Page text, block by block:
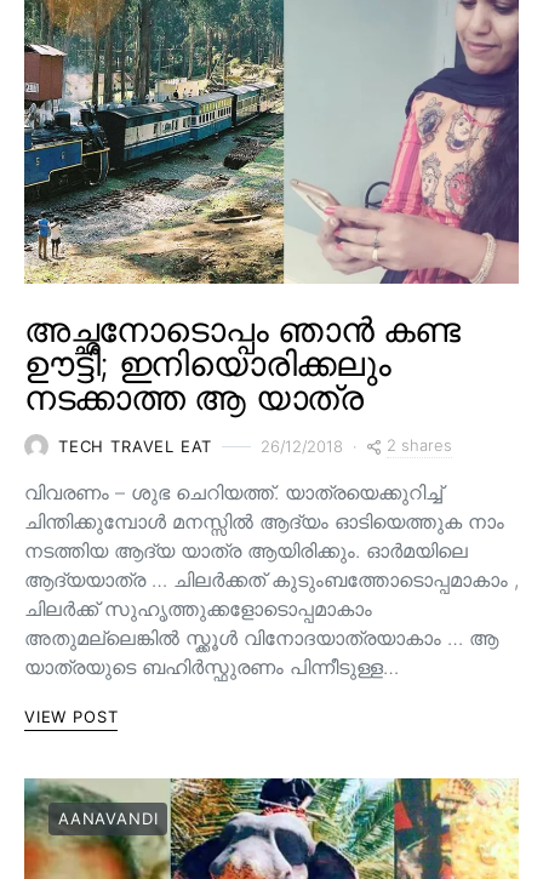
അച്ഛനോടൊപ്പം ഞാൻ കണ്ട
ഊട്ടി; ഇനിയൊരിക്കലും
നടക്കാത്ത ആ യാത്ര
TECH TRAVEL EAT 26/12/2018 2 shares
വിവരണം – ശുഭ ചെറിയത്ത്. യാത്രയെക്കുറിച്ച്
ചിന്തിക്കുമ്പോൾ മനസ്സിൽ ആദ്യം ഓടിയെത്തുക നാം
നടത്തിയ ആദ്യ യാത്ര ആയിരിക്കും. ഓർമയിലെ
ആദ്യയാത്ര … ചിലർക്കത് കുടുംബത്തോടൊപ്പമാകാം ,
ചിലർക്ക് സുഹൃത്തുക്കളോടൊപ്പമാകാം
അതുമല്ലെങ്കിൽ സ്ക്കൂൾ വിനോദയാത്രയാകാം … ആ
യാത്രയുടെ ബഹിർസ്ഫുരണം പിന്നീടുള്ള…
VIEW POST
AANAVANDI